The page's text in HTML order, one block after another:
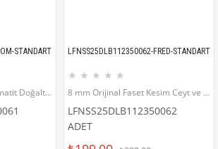
STANDART
8 mm Orijinal Akik, Hematit Doğaltaş ve Mazı Ağacı Ahşap ve Cam Onyx Bileklik
LFNSS25DLB112350062-FRED-STANDART
★ ★ ★ ★ ★
8 mm Orijinal Faset Kesim Ceyt ve Hematit Doğaltaş Bileklik
LFNSS25DLB112350062
ADET